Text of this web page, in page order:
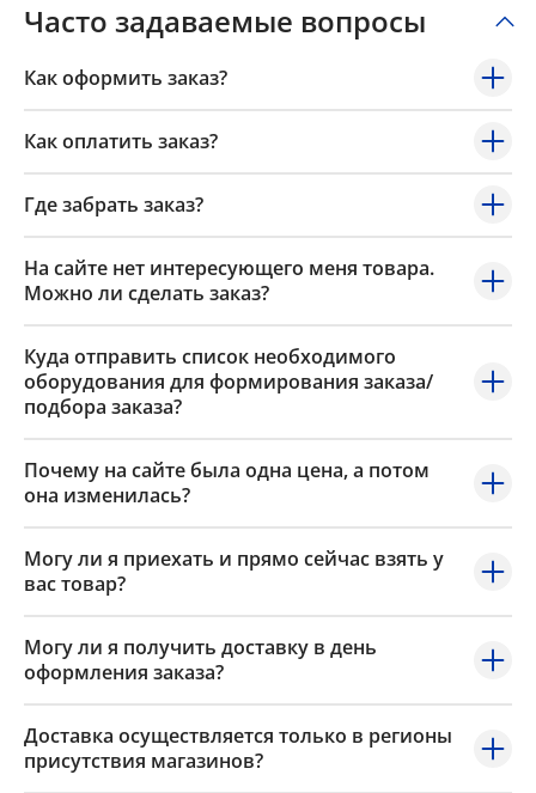
Часто задаваемые вопросы
Как оформить заказ?
Как оплатить заказ?
Где забрать заказ?
На сайте нет интересующего меня товара.
Можно ли сделать заказ?
Куда отправить список необходимого
оборудования для формирования заказа/
подбора заказа?
Почему на сайте была одна цена, а потом
она изменилась?
Могу ли я приехать и прямо сейчас взять у
вас товар?
Могу ли я получить доставку в день
оформления заказа?
Доставка осуществляется только в регионы
присутствия магазинов?